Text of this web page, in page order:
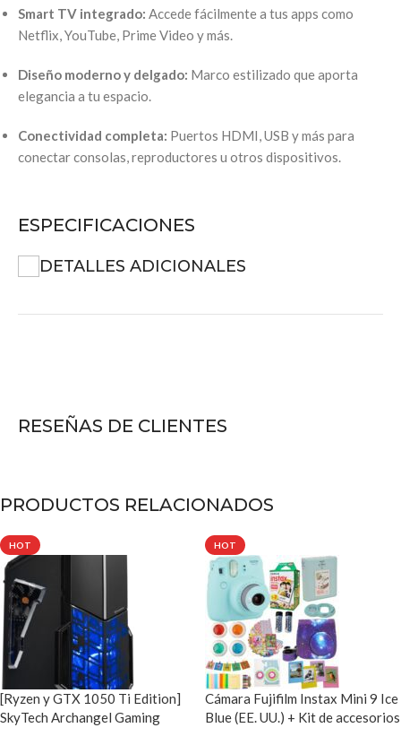
Smart TV integrado: Accede fácilmente a tus apps como
Netflix, YouTube, Prime Video y más.
Diseño moderno y delgado: Marco estilizado que aporta
elegancia a tu espacio.
Conectividad completa: Puertos HDMI, USB y más para
conectar consolas, reproductores u otros dispositivos.
ESPECIFICACIONES
DETALLES ADICIONALES
RESEÑAS DE CLIENTES
PRODUCTOS RELACIONADOS
HOT
[Ryzen y GTX 1050 Ti Edition]
SkyTech Archangel Gaming
HOT
Cámara Fujifilm Instax Mini 9 Ice
Blue (EE. UU.) + Kit de accesorios